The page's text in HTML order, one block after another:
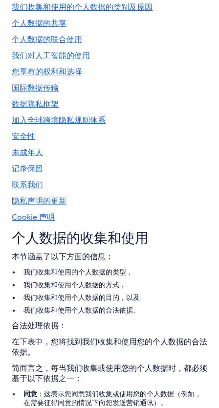
我们收集和使用的个人数据的类别及原因
个人数据的共享
个人数据的联合使用
我们对人工智能的使用
您享有的权利和选择
国际数据传输
数据隐私框架
加入全球跨境隐私规则体系
安全性
未成年人
记录保留
联系我们
隐私声明的更新
Cookie 声明
个人数据的收集和使用
本节涵盖了以下方面的信息：
我们收集和使用的个人数据的类型，
我们收集和使用个人数据的方式，
我们收集和使用个人数据的目的，以及
我们收集和使用个人数据的合法依据。
合法处理依据：
在下表中，您将找到我们收集和使用您的个人数据的合法
依据。
简而言之，每当我们收集或使用您的个人数据时，都必须
基于以下依据之一：
同意 ：这表示您同意我们收集或使用您的个人数据（例如，
在需要征得同意的情况下向您发送营销通讯）。